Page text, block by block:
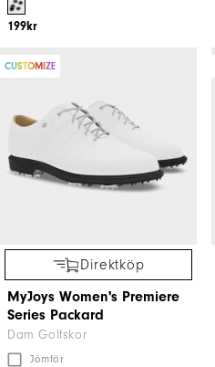
199kr
CUSTOMIZE
Direktköp
MyJoys Women's Premiere
Series Packard
Dam Golfskor
Jömför